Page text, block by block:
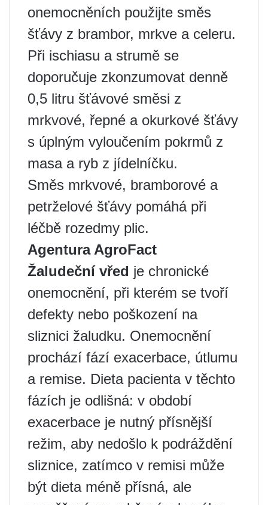
onemocněních použijte směs
šťávy z brambor, mrkve a celeru.
Při ischiasu a strumě se
doporučuje zkonzumovat denně
0,5 litru šťávové směsi z
mrkvové, řepné a okurkové šťávy
s úplným vyloučením pokrmů z
masa a ryb z jídelníčku.
Směs mrkvové, bramborové a
petrželové šťávy pomáhá při
léčbě rozedmy plic.
Agentura AgroFact
Žaludeční vřed je chronické
onemocnění, při kterém se tvoří
defekty nebo poškození na
sliznici žaludku. Onemocnění
prochází fází exacerbace, útlumu
a remise. Dieta pacienta v těchto
fázích je odlišná: v období
exacerbace je nutný přísnější
režim, aby nedošlo k podráždění
sliznice, zatímco v remisi může
být dieta méně přísná, ale